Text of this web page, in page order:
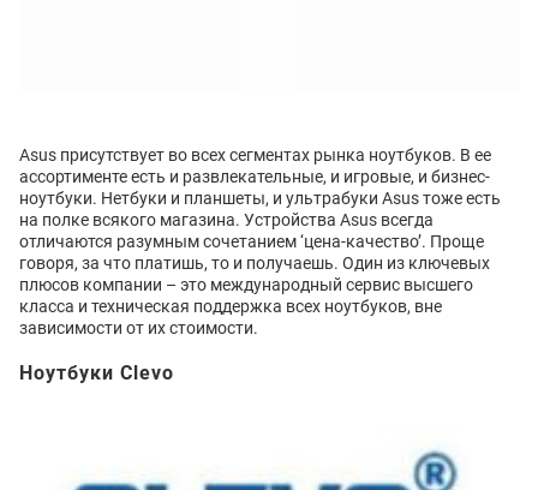
Asus присутствует во всех сегментах рынка ноутбуков. В ее
ассортименте есть и развлекательные, и игровые, и бизнес-
ноутбуки. Нетбуки и планшеты, и ультрабуки Asus тоже есть
на полке всякого магазина. Устройства Asus всегда
отличаются разумным сочетанием ‘цена-качество’. Проще
говоря, за что платишь, то и получаешь. Один из ключевых
плюсов компании – это международный сервис высшего
класса и техническая поддержка всех ноутбуков, вне
зависимости от их стоимости.
Ноутбуки Clevo